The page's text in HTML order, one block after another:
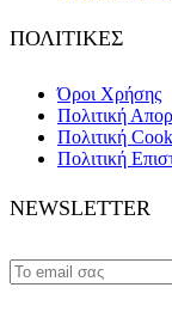
ΠΟΛΙΤΙΚΕΣ
Όροι Χρήσης
Πολιτική
Πολιτική
Πολιτική
NEWSLETTER